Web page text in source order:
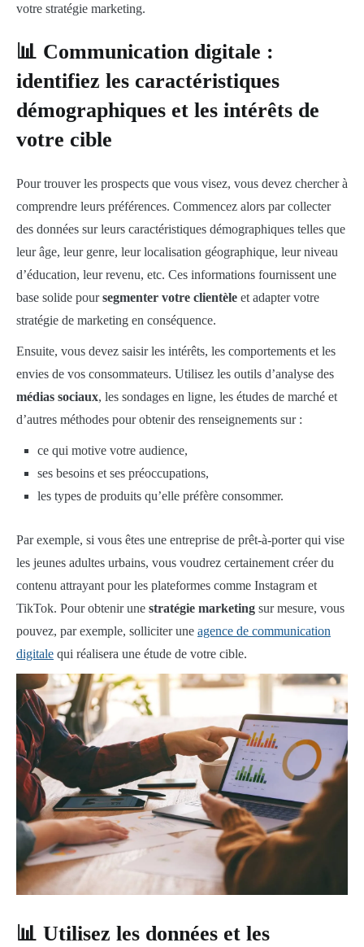
votre stratégie marketing.
📊 Communication digitale :
identifiez les caractéristiques
démographiques et les intérêts de
votre cible
Pour trouver les prospects que vous visez, vous devez chercher à
comprendre leurs préférences. Commencez alors par collecter
des données sur leurs caractéristiques démographiques telles que
leur âge, leur genre, leur localisation géographique, leur niveau
d’éducation, leur revenu, etc. Ces informations fournissent une
base solide poursegmenter votre clientèle et adapter votre
stratégie de marketing en conséquence.
Ensuite, vous devez saisir les intérêts, les comportements et les
envies de vos consommateurs. Utilisez les outils d’analyse des
médias sociaux, les sondages en ligne, les études de marché et
d’autres méthodes pour obtenir des renseignements sur :
ce qui motive votre audience,
ses besoins et ses préoccupations,
les types de produits qu’elle préfère consommer.
Par exemple, si vous êtes une entreprise de prêt-à-porter qui vise
les jeunes adultes urbains, vous voudrez certainement créer du
contenu attrayant pour les plateformes comme Instagram et
TikTok. Pour obtenir une stratégie marketing sur mesure, vous
pouvez, par exemple, solliciter une agence de communication
digitale qui réalisera une étude de votre cible.
📊 Utilisez les données et les